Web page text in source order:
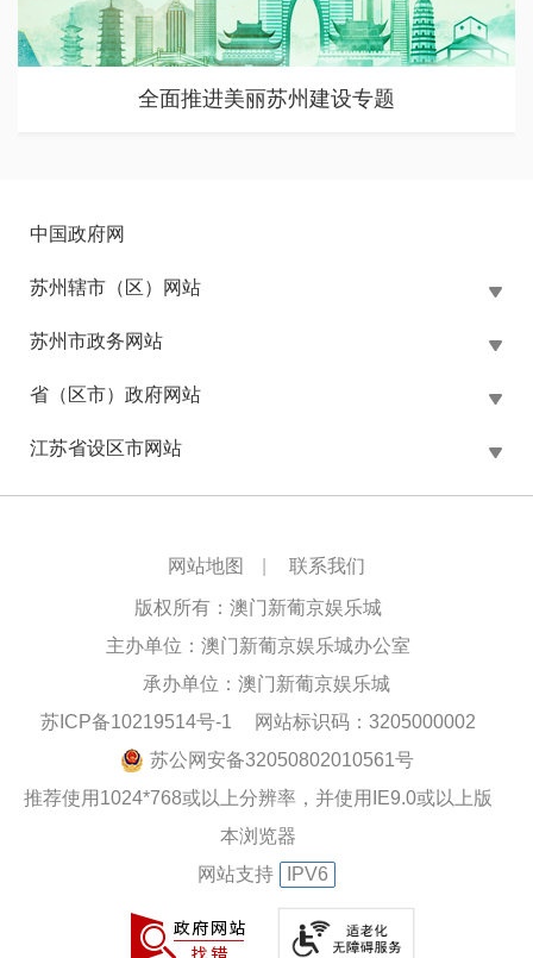
中国政府网
苏州辖市（区）网站
苏州市政务网站
省（区市）政府网站
江苏省设区市网站
网站地图 联系我们
版权所有：澳门新葡京娱乐城
主办单位：澳门新葡京娱乐城办公室
承办单位：澳门新葡京娱乐城
苏ICP备10219514号-1
网站标识码：3205000002
苏公网安备32050802010561号
推荐使用1024*768或以上分辨率，并使用IE9.0或以上版
本浏览器
网站支持
IPV6